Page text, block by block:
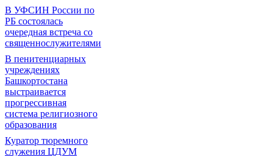
В УФСИН России по
РБ состоялась
очередная встреча со
священнослужителями
В пенитенциарных
учреждениях
Башкортостана
выстраивается
прогрессивная
система религиозного
образования
Куратор тюремного
служения ЦДУМ